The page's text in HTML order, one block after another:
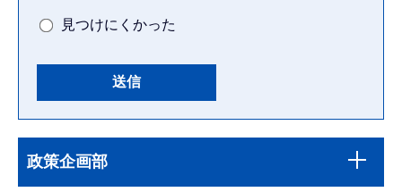
見つけにくかった
文
政策企画部